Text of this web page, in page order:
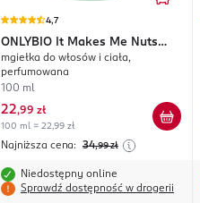
4,7
ONLYBIO
It Makes Me Nuts
37°C
mgiełka do włosów i ciała,
perfumowana
100 ml
22,99 zł
100 ml = 22,99 zł
Najniższa cena: 34,99 zł
Niedostępny online
Sprawdź dostępność w drogerii